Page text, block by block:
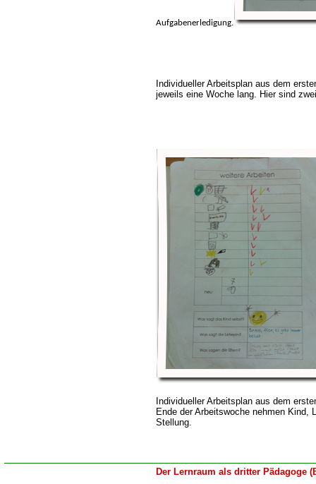
Aufgabenerledigung.
Individueller Arbeitsplan aus dem
jeweils eine Woche lang. Hier sind
Individueller Arbeitsplan aus dem
Ende der Arbeitswoche nehmen Kind,
Stellung.
Der Lernraum als dritter Pädagoge